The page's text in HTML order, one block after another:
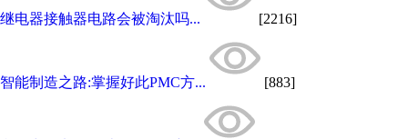
继电器接触器电路会被淘汰吗... [2216]
智能制造之路:掌握好此PMC方... [883]